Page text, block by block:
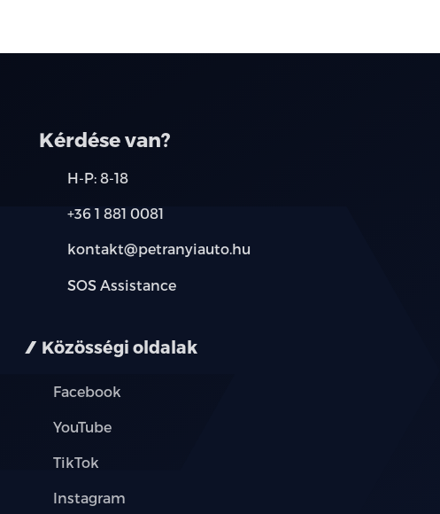
Kérdése van?
H-P: 8-18
+36 1 881 0081
kontakt@petranyiauto.hu
SOS Assistance
Közösségi oldalak
Facebook
YouTube
TikTok
Instagram